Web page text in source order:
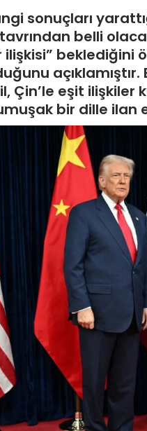
sonuçları
belli
beklediğini
açıklamıştır.
Çin’le eşit ilişkiler
bir dille ilan